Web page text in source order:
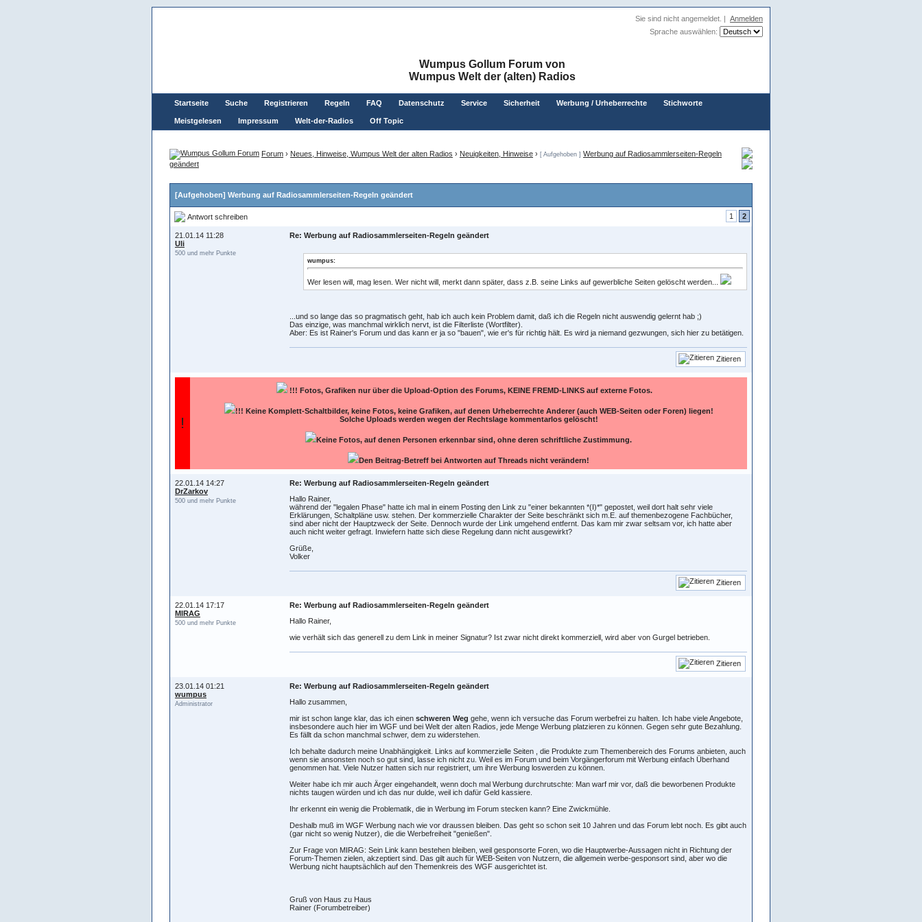
Sie sind nicht angemeldet. | Anmelden
Sprache auswählen:
Wumpus Gollum Forum von
Wumpus Welt der (alten) Radios
Startseite Suche Registrieren Regeln FAQ Datenschutz Service Sicherheit Werbung / Urheberrechte Stichworte
Meistgelesen Impressum Welt-der-Radios Off Topic
Forum › Neues, Hinweise, Wumpus Welt der alten Radios › Neuigkeiten, Hinweise › [ Aufgehoben ] Werbung auf Radiosammlerseiten-Regeln
geändert
[Aufgehoben] Werbung auf Radiosammlerseiten-Regeln geändert
Antwort schreiben 1 2
21.01.14 11:28
Uli
500 und mehr Punkte
Re: Werbung auf Radiosammlerseiten-Regeln geändert
wumpus:
Wer lesen will, mag lesen. Wer nicht will, merkt dann später, dass z.B. seine Links auf gewerbliche Seiten gelöscht werden...
...und so lange das so pragmatisch geht, hab ich auch kein Problem damit, daß ich die Regeln nicht auswendig gelernt hab ;)
Das einzige, was manchmal wirklich nervt, ist die Filterliste (Wortfilter).
Aber: Es ist Rainer's Forum und das kann er ja so "bauen", wie er's für richtig hält. Es wird ja niemand gezwungen, sich hier zu betätigen.
Zitieren
!
!!! Fotos, Grafiken nur über die Upload-Option des Forums, KEINE FREMD-LINKS auf externe Fotos.
!!! Keine Komplett-Schaltbilder, keine Fotos, keine Grafiken, auf denen Urheberrechte Anderer (auch WEB-Seiten oder Foren) liegen!
Solche Uploads werden wegen der Rechtslage kommentarlos gelöscht!
Keine Fotos, auf denen Personen erkennbar sind, ohne deren schriftliche Zustimmung.
Den Beitrag-Betreff bei Antworten auf Threads nicht verändern!
22.01.14 14:27
DrZarkov
500 und mehr Punkte
Re: Werbung auf Radiosammlerseiten-Regeln geändert
Hallo Rainer,
während der "legalen Phase" hatte ich mal in einem Posting den Link zu "einer bekannten *(I)*" gepostet, weil dort halt sehr viele
Erklärungen, Schaltpläne usw. stehen. Der kommerzielle Charakter der Seite beschränkt sich m.E. auf themenbezogene Fachbücher,
sind aber nicht der Hauptzweck der Seite. Dennoch wurde der Link umgehend entfernt. Das kam mir zwar seltsam vor, ich hatte aber
auch nicht weiter gefragt. Inwiefern hatte sich diese Regelung dann nicht ausgewirkt?
Grüße,
Volker
Zitieren
22.01.14 17:17
MIRAG
500 und mehr Punkte
Re: Werbung auf Radiosammlerseiten-Regeln geändert
Hallo Rainer,
wie verhält sich das generell zu dem Link in meiner Signatur? Ist zwar nicht direkt kommerziell, wird aber von Gurgel betrieben.
Zitieren
23.01.14 01:21
wumpus
Administrator
Re: Werbung auf Radiosammlerseiten-Regeln geändert
Hallo zusammen,
mir ist schon lange klar, das ich einen schweren Weg gehe, wenn ich versuche das Forum werbefrei zu halten. Ich habe viele Angebote,
insbesondere auch hier im WGF und bei Welt der alten Radios, jede Menge Werbung platzieren zu können. Gegen sehr gute Bezahlung.
Es fällt da schon manchmal schwer, dem zu widerstehen.
Ich behalte dadurch meine Unabhängigkeit. Links auf kommerzielle Seiten , die Produkte zum Themenbereich des Forums anbieten, auch
wenn sie ansonsten noch so gut sind, lasse ich nicht zu. Weil es im Forum und beim Vorgängerforum mit Werbung einfach Überhand
genommen hat. Viele Nutzer hatten sich nur registriert, um ihre Werbung loswerden zu können.
Weiter habe ich mir auch Ärger eingehandelt, wenn doch mal Werbung durchrutschte: Man warf mir vor, daß die beworbenen Produkte
nichts taugen würden und ich das nur dulde, weil ich dafür Geld kassiere.
Ihr erkennt ein wenig die Problematik, die in Werbung im Forum stecken kann? Eine Zwickmühle.
Deshalb muß im WGF Werbung nach wie vor draussen bleiben. Das geht so schon seit 10 Jahren und das Forum lebt noch. Es gibt auch
(gar nicht so wenig Nutzer), die die Werbefreiheit "genießen".
Zur Frage von MIRAG: Sein Link kann bestehen bleiben, weil gesponsorte Foren, wo die Hauptwerbe-Aussagen nicht in Richtung der
Forum-Themen zielen, akzeptiert sind. Das gilt auch für WEB-Seiten von Nutzern, die allgemein werbe-gesponsort sind, aber wo die
Werbung nicht hauptsächlich auf den Themenkreis des WGF ausgerichtet ist.
Gruß von Haus zu Haus
Rainer (Forumbetreiber)